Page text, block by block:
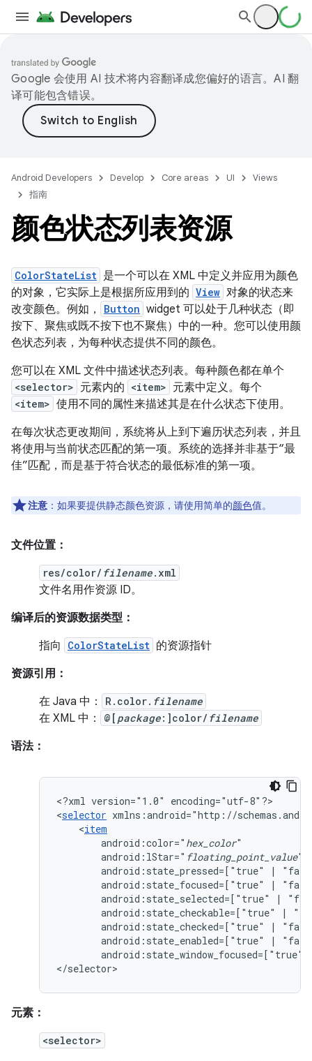
Google 会使用 AI 技术将内容翻译成您偏好的语言。AI 翻
译可能包含错误。
Android Developers Develop Core areas UI
Views
指南
颜色状态列表资源
ColorStateList 是一个可以在 XML 中定义并应用为颜色
的对象，它实际上是根据所应用到的 View 对象的状态来
改变颜色。例如，
Button widget 可以处于几种状态（即
按下、聚焦或既不按下也不聚焦）中的一种。您可以使用颜
色状态列表，为每种状态提供不同的颜色。
您可以在 XML 文件中描述状态列表。每种颜色都在单个
<selector> 元素内的 <item> 元素中定义。每个
<item> 使用不同的属性来描述其是在什么状态下使用。
在每次状态更改期间，系统将从上到下遍历状态列表，并且
将使用与当前状态匹配的第一项。系统的选择并非基于“最
佳”匹配，而是基于符合状态的最低标准的第一项。
注意 ：如果要提供静态颜色资源，请使用简单的颜色值。
文件位置：
res/color/ filename.xml
文件名用作资源 ID。
编译后的资源数据类型：
指向
ColorStateList 的资源指针
资源引用：
在 Java 中：
R.color. filename
在 XML 中： @[ package:]color/ filename
语法：
<?xml version="1.0"
encoding="utf-8"?>
<selector xmlns:android="http://
<item
android:color=" hex_color
android:lStar=" floating_point_value
android:state_pressed=["true"
|
android:state_focused=["true"
|
android:state_selected=["true"
|
android:state_checkable=["true"
|
android:state_checked=["true"
|
android:state_enabled=["true"
|
android:state_window_focused=["true"
</selector>
元素：
<selector>